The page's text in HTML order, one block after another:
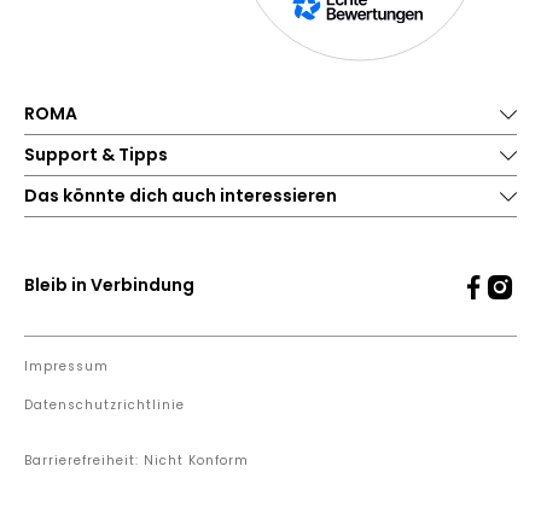
ROMA
Support & Tipps
Das könnte dich auch interessieren
Bleib in Verbindung
Impressum
Datenschutzrichtlinie
Barrierefreiheit: Nicht Konform